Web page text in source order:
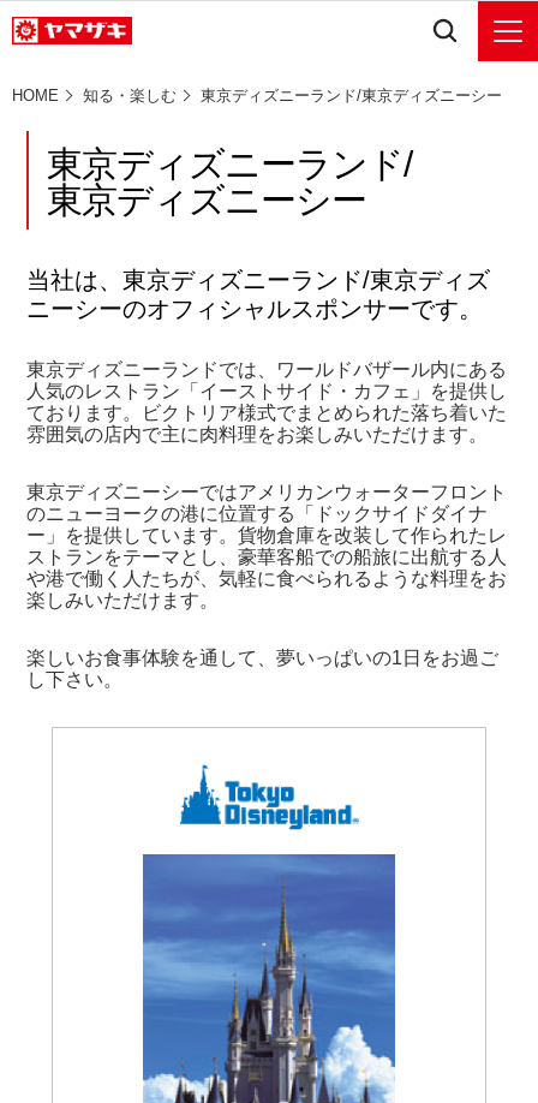
HOME 知る・楽しむ 東京ディズニーランド/東京ディズニーシー
東京ディズニーランド/
東京ディズニーシー
当社は、東京ディズニーランド/東京ディズ
ニーシーのオフィシャルスポンサーです。
東京ディズニーランドでは、ワールドバザール内にある
人気のレストラン「イーストサイド・カフェ」を提供し
ております。ビクトリア様式でまとめられた落ち着いた
雰囲気の店内で主に肉料理をお楽しみいただけます。
東京ディズニーシーではアメリカンウォーターフロント
のニューヨークの港に位置する「ドックサイドダイナ
ー」を提供しています。貨物倉庫を改装して作られたレ
ストランをテーマとし、豪華客船での船旅に出航する人
や港で働く人たちが、気軽に食べられるような料理をお
楽しみいただけます。
楽しいお食事体験を通して、夢いっぱいの1日をお過ご
し下さい。